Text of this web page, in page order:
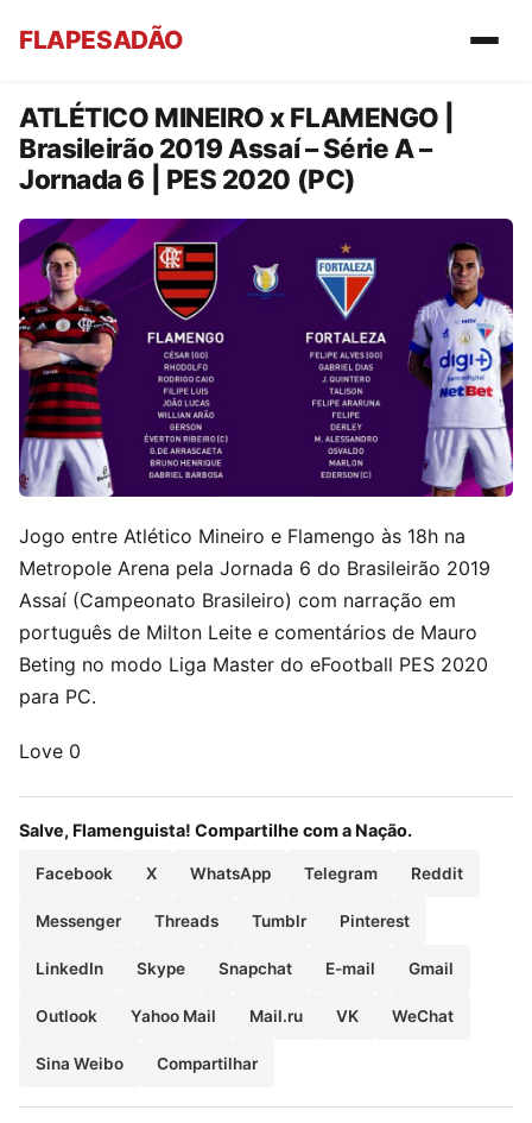
FLAPESADÃO
ATLÉTICO MINEIRO x FLAMENGO |
Brasileirão 2019 Assaí – Série A –
Jornada 6 | PES 2020 (PC)
Jogo entre Atlético Mineiro e Flamengo às 18h na
Metropole Arena pela Jornada 6 do Brasileirão 2019
Assaí (Campeonato Brasileiro) com narração em
português de Milton Leite e comentários de Mauro
Beting no modo Liga Master do eFootball PES 2020
para PC.
Love 0
Salve, Flamenguista! Compartilhe com a Nação.
Facebook X WhatsApp Telegram Reddit
Messenger Threads Tumblr Pinterest
LinkedIn Skype Snapchat E-mail Gmail
Outlook Yahoo Mail Mail.ru VK WeChat
Sina Weibo Compartilhar